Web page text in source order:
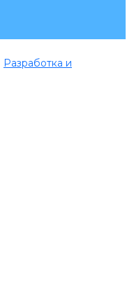
Разработка и